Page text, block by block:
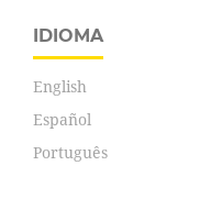
IDIOMA
English
Español
Português